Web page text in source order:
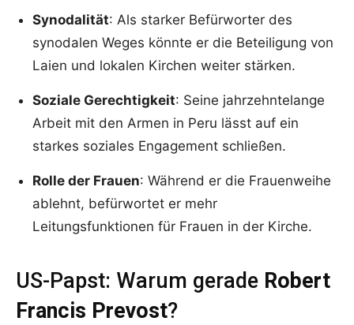
Synodalität: Als starker Befürworter des
synodalen Weges könnte er die Beteiligung von
Laien und lokalen Kirchen weiter stärken.
Soziale Gerechtigkeit: Seine jahrzehntelange
Arbeit mit den Armen in Peru lässt auf ein
starkes soziales Engagement schließen.
Rolle der Frauen: Während er die Frauenweihe
ablehnt, befürwortet er mehr
Leitungsfunktionen für Frauen in der Kirche.
US-Papst: Warum gerade Robert
Francis Prevost?